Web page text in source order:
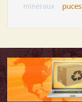
mineraux
puces